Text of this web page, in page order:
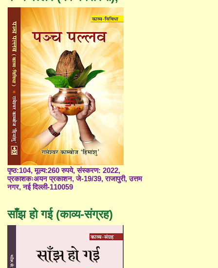
पृष्ठ:104, मूल्य:260 रुपये, संस्करण: 2022,
प्रकाशकःअयन प्रकाशन, जे-19/39, राजापुरी, उत्तम
नगर, नई दिल्ली-110059
साँझ हो गई (काव्य-संग्रह)